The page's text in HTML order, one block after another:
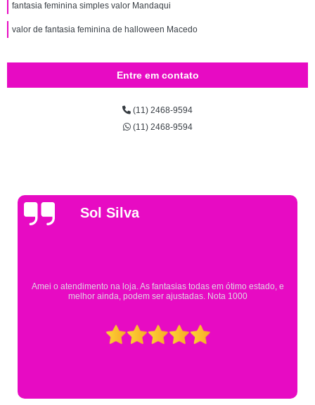
fantasia feminina simples valor Mandaqui
valor de fantasia feminina de halloween Macedo
Entre em contato
(11) 2468-9594
(11) 2468-9594
Gsutavo Pinto
Pesquisei em mais de 20 lojas e só encontrei a fantasia de meu filho na
Eureka. Cheguei praticamente no horário em que estavam fechando e
mesmo assim fui muito bem atendido.